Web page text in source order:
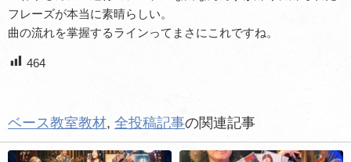
フレーズが本当に素晴らしい。
曲の流れを掌握するラインってまさにこれですね。
464
ベース教室教材, 全投稿記事の関連記事